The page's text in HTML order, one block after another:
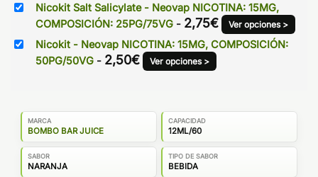
Nicokit Salt Salicylate - Neovap NICOTINA: 15MG,
COMPOSICIÓN: 25PG/75VG - 2,75€ Ver opciones >
Nicokit - Neovap NICOTINA: 15MG, COMPOSICIÓN:
50PG/50VG - 2,50€ Ver opciones >
MARCA
BOMBO BAR JUICE
CAPACIDAD
12ML/60
SABOR
NARANJA
TIPO DE SABOR
BEBIDA